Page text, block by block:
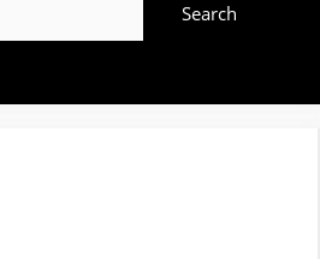
Search